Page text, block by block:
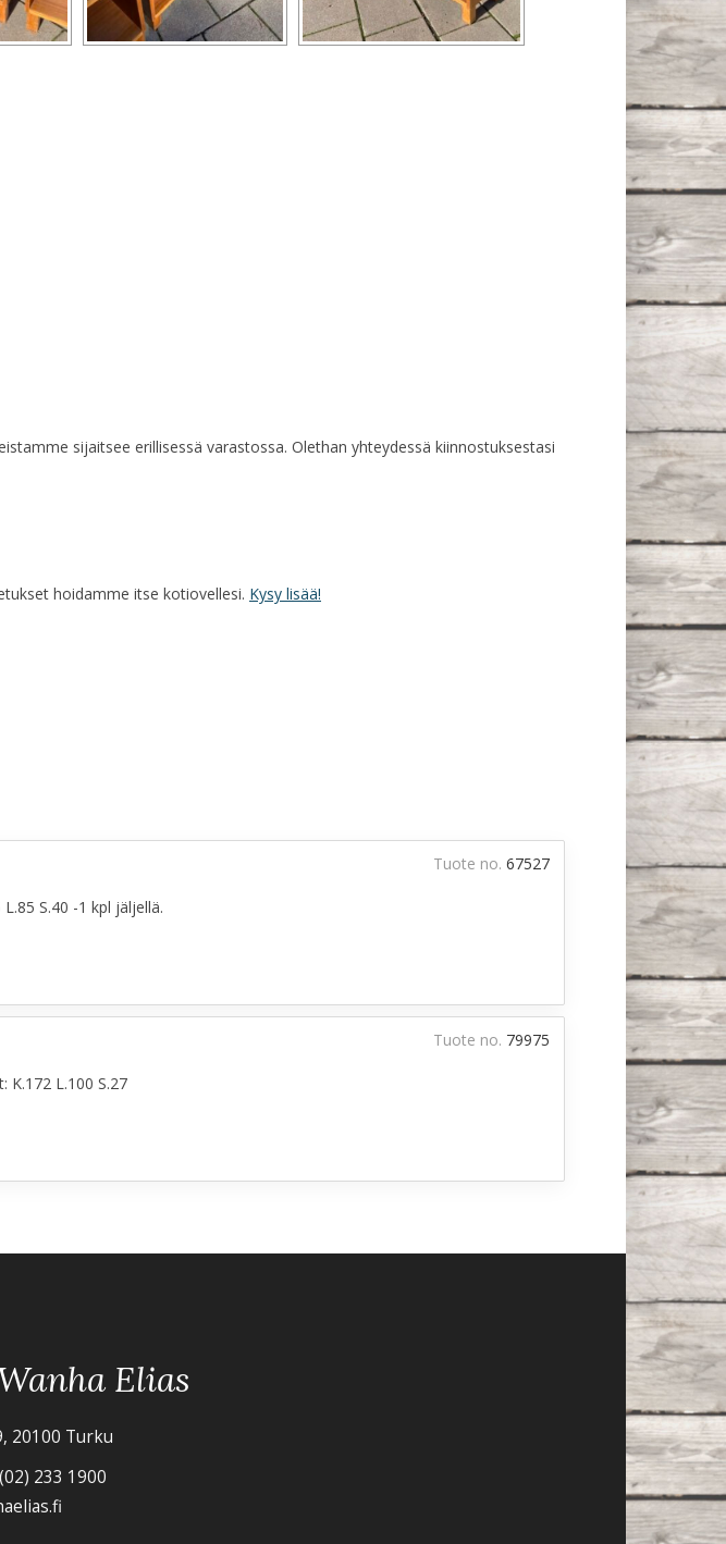
sijaitsee erillisessä varastossa. Olethan yhteydessä kiinnostuksestasi
hoidamme itse kotiovellesi. Kysy lisää!
S.40 -1 kpl jäljellä.
Tuote no. 67527
L.100 S.27
Tuote no. 79975
Elias
20100 Turku
233 1900